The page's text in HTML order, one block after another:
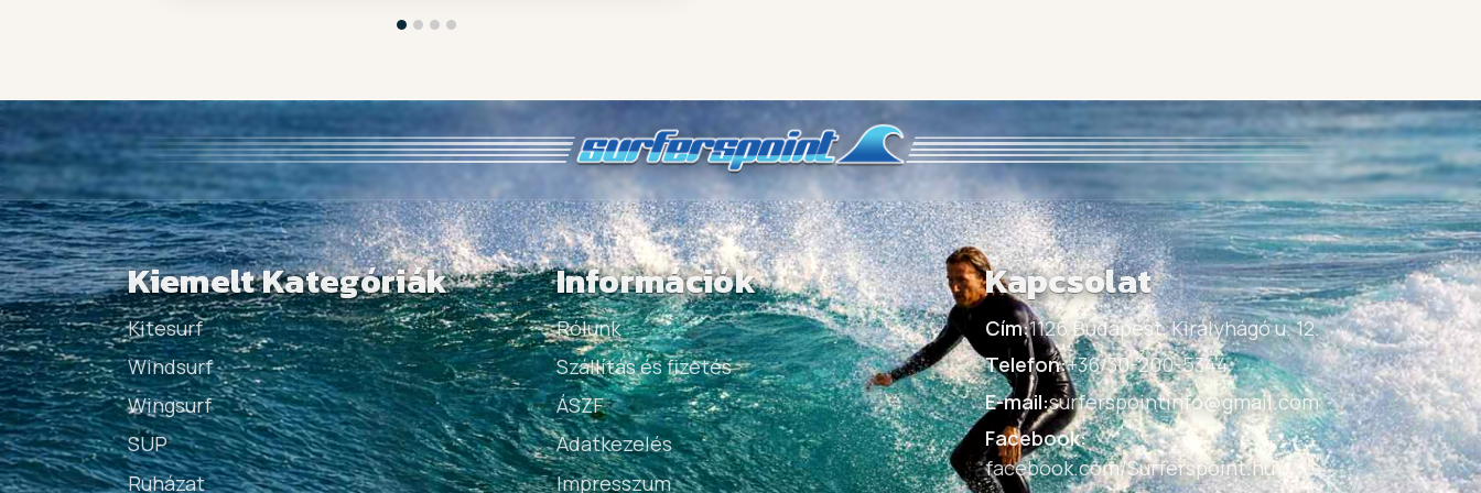
Kiemelt Kategóriák
Kitesurf
Windsurf
Wingsurf
SUP
Ruházat
Információk
Rólunk
Szállítás és fizetés
ÁSZF
Adatkezelés
Impresszum
Kapcsolat
Cím:1126 Budapest, Királyhágó u. 12.
Telefon:+36/30-200-5344
E-mail:surferspointinfo@gmail.com
Facebook:
facebook.com/Surferspoint.hu